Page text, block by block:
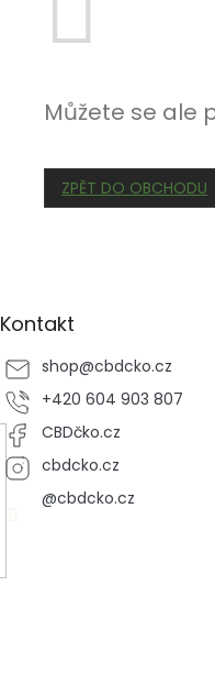
Můžete se ale
ZPĚT DO OBCHODU
Kontakt
shop@cbdcko.cz
+420 604 903 807
CBDčko.cz
cbdcko.cz
@cbdcko.cz